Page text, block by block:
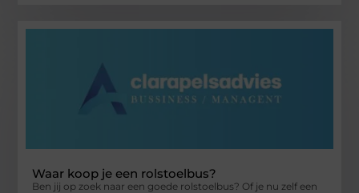
Waar koop je een rolstoelbus?
Ben jij op zoek naar een goede rolstoelbus? Of je nu zelf een